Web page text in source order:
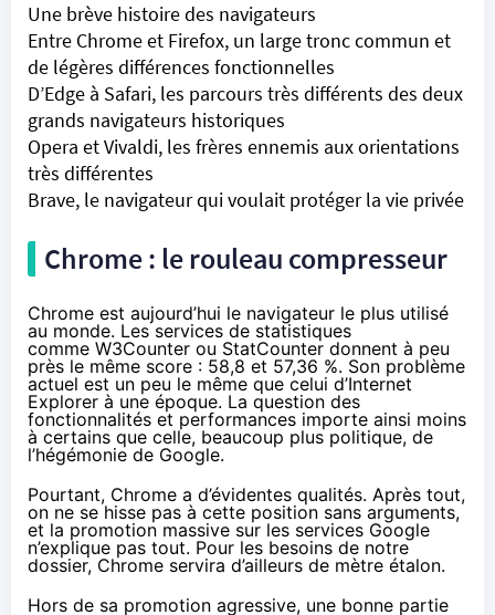
Une brève histoire des navigateurs
Entre Chrome et Firefox, un large tronc commun et
de légères différences fonctionnelles
D’Edge à Safari, les parcours très différents des deux
grands navigateurs historiques
Opera et Vivaldi, les frères ennemis aux orientations
très différentes
Brave, le navigateur qui voulait protéger la vie privée
Chrome : le rouleau compresseur
Chrome est aujourd’hui le navigateur le plus utilisé
au monde. Les services de statistiques
comme W3Counter ou StatCounter donnent à peu
près le même score : 58,8 et 57,36 %. Son problème
actuel est un peu le même que celui d’Internet
Explorer à une époque. La question des
fonctionnalités et performances importe ainsi moins
à certains que celle, beaucoup plus politique, de
l’hégémonie de Google.
Pourtant, Chrome a d’évidentes qualités. Après tout,
on ne se hisse pas à cette position sans arguments,
et la promotion massive sur les services Google
n’explique pas tout. Pour les besoins de notre
dossier, Chrome servira d’ailleurs de mètre étalon.
Hors de sa promotion agressive, une bonne partie